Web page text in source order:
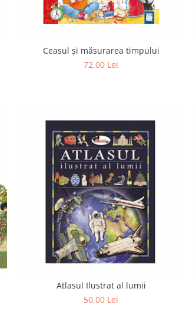
Ceasul și măsurarea timpului
72,00 Lei
Atlasul Ilustrat al lumii
50,00 Lei